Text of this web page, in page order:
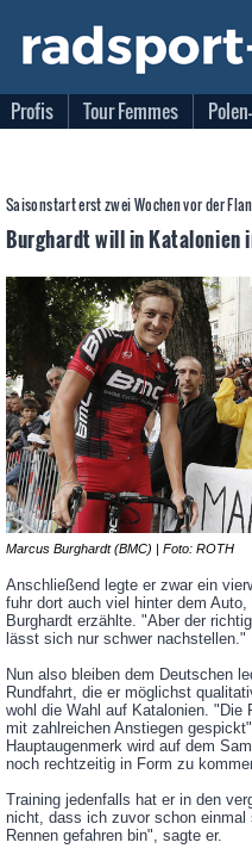
Profis Tour Femmes
Saisonstart erst zwei Wochen vor der
Burghardt will in Katalonien
Marcus Burghardt (BMC) | Foto: ROTH
Anschließend legte er zwar ein
fuhr dort auch viel hinter dem
Burghardt erzählte. "Aber der
lässt sich nur schwer nachstellen."
Nun also bleiben dem Deutschen
Rundfahrt, die er möglichst
wohl die Wahl auf Katalonien. "Die
mit zahlreichen Anstiegen
Hauptaugenmerk wird auf dem
noch rechtzeitig in Form zu
Training jedenfalls hat er in den
nicht, dass ich zuvor schon
Rennen gefahren bin", sagte er.
Facebook
Twitter
Newsletter: